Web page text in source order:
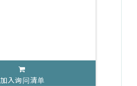
加入询问清单